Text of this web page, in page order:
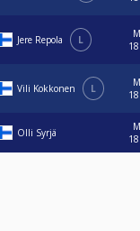
Jere Repola L
Vili Kokkonen L
Olli Syrjä